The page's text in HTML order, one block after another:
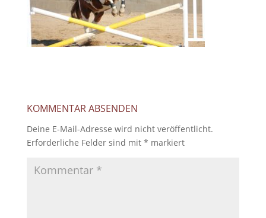
KOMMENTAR ABSENDEN
Deine E-Mail-Adresse wird nicht veröffentlicht.
Erforderliche Felder sind mit * markiert